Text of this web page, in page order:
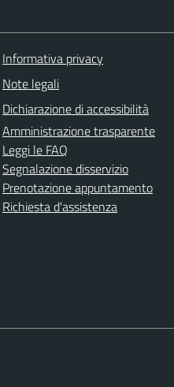
Informativa privacy
Note legali
Dichiarazione di accessibilità
Amministrazione trasparente
Leggi le FAQ
Segnalazione disservizio
Prenotazione appuntamento
Richiesta d'assistenza